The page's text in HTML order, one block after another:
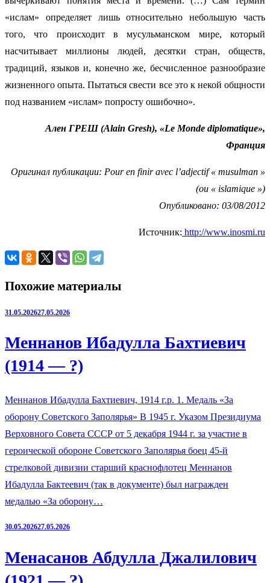
«ислам» определяет лишь относительно небольшую часть
того, что происходит в мусульманском мире, который
насчитывает миллионы людей, десятки стран, обществ,
традиций, языков и, конечно же, бесчисленное разнообразие
жизненного опыта. Пытаться свести все это к некой общности
под названием «ислам» попросту ошибочно».
Ален ГРЕШ (Alain Gresh), «Le Monde diplomatique»,
Франция
Оригинал публикации: Pour en finir avec l’adjectif « musulman »
(ou « islamique »)
Опубликовано: 03/08/2012
Источник: http://www.inosmi.ru
Похожие материалы
31.05.202627.05.2026
Меннанов Ибадулла Бахтиевич
(1914 — ?)
Меннанов Ибадулла Бахтиевич, 1914 г.р. 1. Медаль «За
оборону Советского Заполярья» В 1945 г. Указом Президиума
Верховного Совета СССР от 5 декабря 1944 г. за участие в
героической обороне Советского Заполярья боец 45-й
стрелковой дивизии старший краснофлотец Меннанов
Ибадулла Бактеевич (так в документе) был награжден
медалью «За оборону…
30.05.202627.05.2026
Менасанов Абдулла Джалилович